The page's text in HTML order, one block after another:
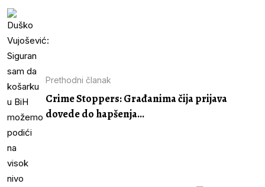
Prethodni članak
Crime Stoppers: Građanima čija prijava
dovede do hapšenja...